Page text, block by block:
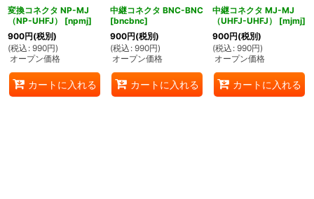
変換コネクタ NP-MJ
（NP-UHFJ）
[npmj]
900円(税別)
(税込 : 990円)
オープン価格
カートに入れる
中継コネクタ BNC-BNC
[bncbnc]
900円(税別)
(税込 : 990円)
オープン価格
カートに入れる
中継コネクタ MJ-MJ
（UHFJ-UHFJ）
[mjmj]
900円(税別)
(税込 : 990円)
オープン価格
カートに入れる